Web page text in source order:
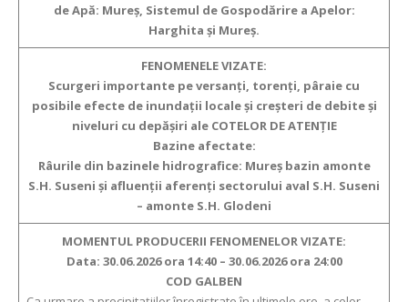
de Apă: Mureș, Sistemul de Gospodărire a Apelor:
Harghita și Mureș.
FENOMENELE VIZATE:
Scurgeri importante pe versanţi, torenţi, pâraie cu
posibile efecte de inundaţii locale şi creşteri de debite şi
niveluri cu depăşiri ale COTELOR DE ATENȚIE
Bazine afectate:
Râurile din bazinele hidrografice: Mureș bazin amonte
S.H. Suseni și afluenții aferenți sectorului aval S.H. Suseni
– amonte S.H. Glodeni
MOMENTUL PRODUCERII FENOMENELOR VIZATE:
Data: 30.06.2026 ora 14:40 – 30.06.2026 ora 24:00
COD GALBEN